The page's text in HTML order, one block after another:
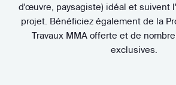
d'œuvre, paysagiste) idéal et suivent
projet. Bénéficiez également de la
Travaux MMA offerte et de
exclusives.